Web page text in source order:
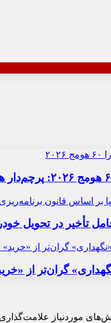
تأخیر در تحویل
گران‌تر از
موردنیاز